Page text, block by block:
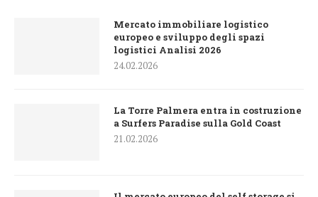
Mercato immobiliare logistico
europeo e sviluppo degli spazi
logistici Analisi 2026
24.02.2026
La Torre Palmera entra in costruzione
a Surfers Paradise sulla Gold Coast
21.02.2026